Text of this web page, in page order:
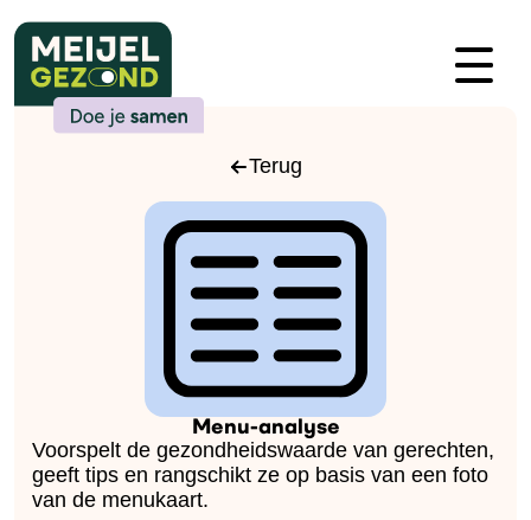
Terug
Menu-analyse
Voorspelt de gezondheidswaarde van gerechten,
geeft tips en rangschikt ze op basis van een foto
van de menukaart.